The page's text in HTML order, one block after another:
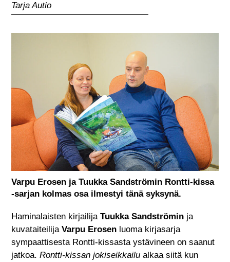
Tarja Autio
Varpu Erosen ja Tuukka Sandströmin Rontti-kissa
-sarjan kolmas osa ilmestyi tänä syksynä.
Haminalaisten kirjailijaTuukka Sandströmin ja
kuvataiteilijaVarpu Erosen luoma kirjasarja
sympaattisesta Rontti-kissasta ystävineen on saanut
jatkoa.Rontti-kissan jokiseikkailualkaa siitä kun